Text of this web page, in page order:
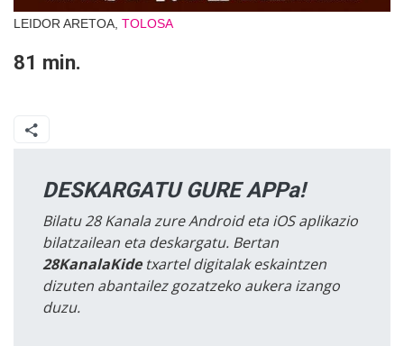
LEIDOR ARETOA, TOLOSA
81 min.
DESKARGATU GURE APPa!
Bilatu 28 Kanala zure Android eta iOS aplikazio
bilatzailean eta deskargatu. Bertan
28KanalaKidetxartel digitalak eskaintzen
dizuten abantailez gozatzeko aukera izango
duzu.